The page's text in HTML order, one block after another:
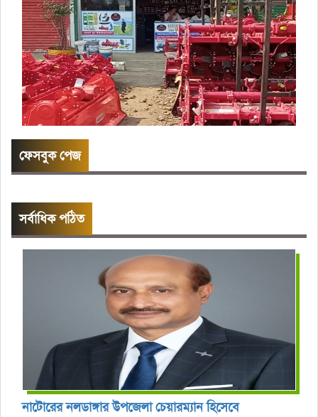
ফেসবুক পেজ
সর্বাধিক পঠিত
নাটোরের নলডাঙ্গার উপজেলা চেয়ারম্যান হিসেবে